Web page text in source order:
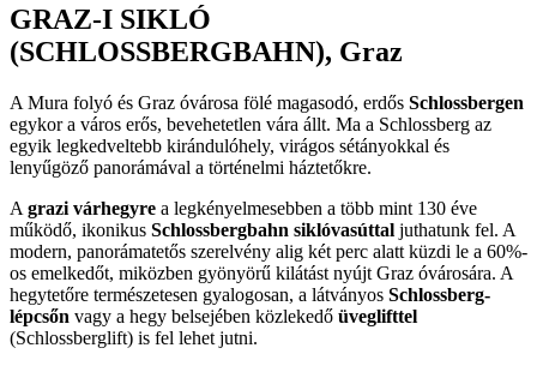
GRAZ-I SIKLÓ
(SCHLOSSBERGBAHN), Graz
A Mura folyó és Graz óvárosa fölé magasodó, erdős Schlossbergen
egykor a város erős, bevehetetlen vára állt. Ma a Schlossberg az
egyik legkedveltebb kirándulóhely, virágos sétányokkal és
lenyűgöző panorámával a történelmi háztetőkre.
A grazi várhegyre a legkényelmesebben a több mint 130 éve
működő, ikonikus Schlossbergbahn siklóvasúttal juthatunk fel. A
modern, panorámatetős szerelvény alig két perc alatt küzdi le a 60%-
os emelkedőt, miközben gyönyörű kilátást nyújt Graz óvárosára. A
hegytetőre természetesen gyalogosan, a látványos Schlossberg-
lépcsőn vagy a hegy belsejében közlekedő üveglifttel
(Schlossberglift) is fel lehet jutni.